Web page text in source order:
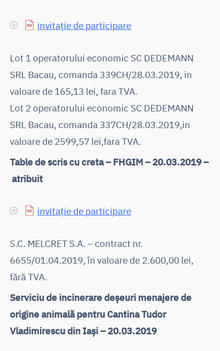
invitație de participare
Lot 1 operatorului economic SC DEDEMANN
SRL Bacau, comanda 339CH/28.03.2019, in
valoare de 165,13 lei, fara TVA.
Lot 2 operatorului economic SC DEDEMANN
SRL Bacau, comanda 337CH/28.03.2019,in
valoare de 2599,57 lei,fara TVA.
Table de scris cu creta – FHGIM – 20.03.2019 –
atribuit
invitație de participare
S.C. MELCRET S.A. – contract nr.
6655/01.04.2019, în valoare de 2.600,00 lei,
fără TVA.
Serviciu de incinerare deșeuri menajere de
origine animală pentru Cantina Tudor
Vladimirescu din Iași – 20.03.2019